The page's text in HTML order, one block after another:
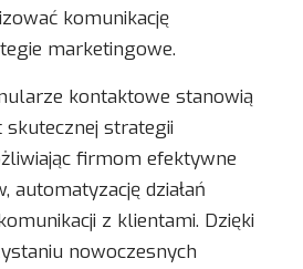
komunikację
marketingowe.
kontaktowe stanowią
skutecznej strategii
firmom efektywne
automatyzację działań
z klientami. Dzięki
nowoczesnych